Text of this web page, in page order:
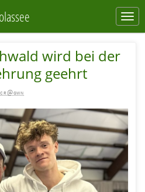
wird bei der
geehrt
cr@gwn